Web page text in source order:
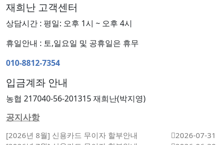
재희난 고객센터
상담시간 : 평일: 오후 1시 ~ 오후 4시
휴일안내 : 토,일요일 및 공휴일은 휴무
010-8812-7354
입금계좌 안내
농협 217040-56-201315 재희난(박지영)
공지사항
[2026년 8월] 신용카드 무이자 할부안내
2026-07-31